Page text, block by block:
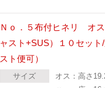
Ｎｏ．５布付ヒネリ オ
ャスト+SUS）１０セッ
スト便可）
サイズ
オス：高さ